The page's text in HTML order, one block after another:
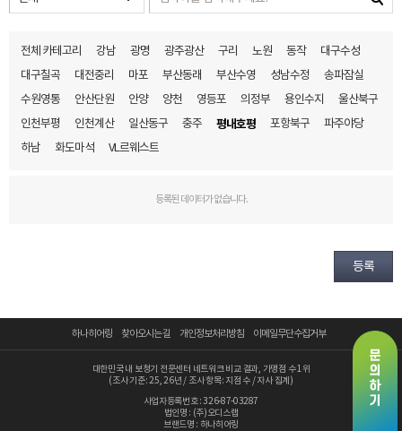
전체 카테고리 강남 광명 광주광산 구리 노원 동작
대구수성
대구칠곡
대전중리 마포 부산동래 부산수영 성남수정
송파잠실
수원영통
안산단원 안양 양천 영등포 의정부 용인수지
울산북구
인천부평
인천계산 일산동구 충주 평내호평 포항북구
파주야당
하남
화도마석 VL르웨스트
등록된 데이터가 없습니다.
등록
하나히어링 찾아오시는 길 개인정보처리방침 이메일무단수집거부
대한민국 내 보청기 전문센터 네트워크 비교 결과, 가맹점 수 1위
(조사 기준: 25, 26년 / 조사 항목: 지점 수 / 자사 집계)
사업자등록번호 : 326-87-03287
법인명 : (주)오디스랩
브랜드명 : 하나히어링
예약시간
분야
내용